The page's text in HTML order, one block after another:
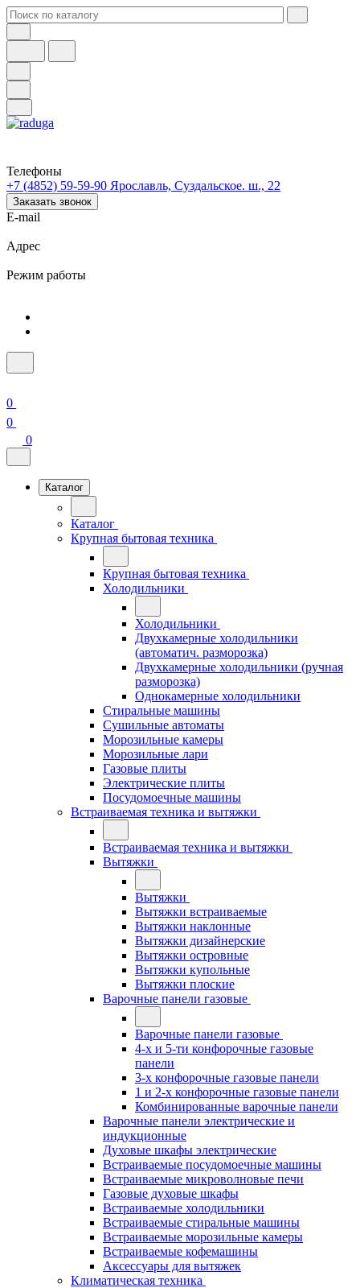
Телефоны
+7 (4852) 59-59-90 Ярославль, Суздальское. ш., 22
Заказать звонок
E-mail
Адрес
Режим работы
0
0
0
Каталог
Каталог
Крупная бытовая техника
Крупная бытовая техника
Холодильники
Холодильники
Двухкамерные холодильники
(автоматич. разморозка)
Двухкамерные холодильники (ручная
разморозка)
Однокамерные холодильники
Стиральные машины
Сушильные автоматы
Морозильные камеры
Морозильные лари
Газовые плиты
Электрические плиты
Посудомоечные машины
Встраиваемая техника и вытяжки
Встраиваемая техника и вытяжки
Вытяжки
Вытяжки
Вытяжки встраиваемые
Вытяжки наклонные
Вытяжки дизайнерские
Вытяжки островные
Вытяжки купольные
Вытяжки плоские
Варочные панели газовые
Варочные панели газовые
4-х и 5-ти конфорочные газовые
панели
3-х конфорочные газовые панели
1 и 2-х конфорочные газовые панели
Комбинированные варочные панели
Варочные панели электрические и
индукционные
Духовые шкафы электрические
Встраиваемые посудомоечные машины
Встраиваемые микроволновые печи
Газовые духовые шкафы
Встраиваемые холодильники
Встраиваемые стиральные машины
Встраиваемые морозильные камеры
Встраиваемые кофемашины
Аксессуары для вытяжек
Климатическая техника